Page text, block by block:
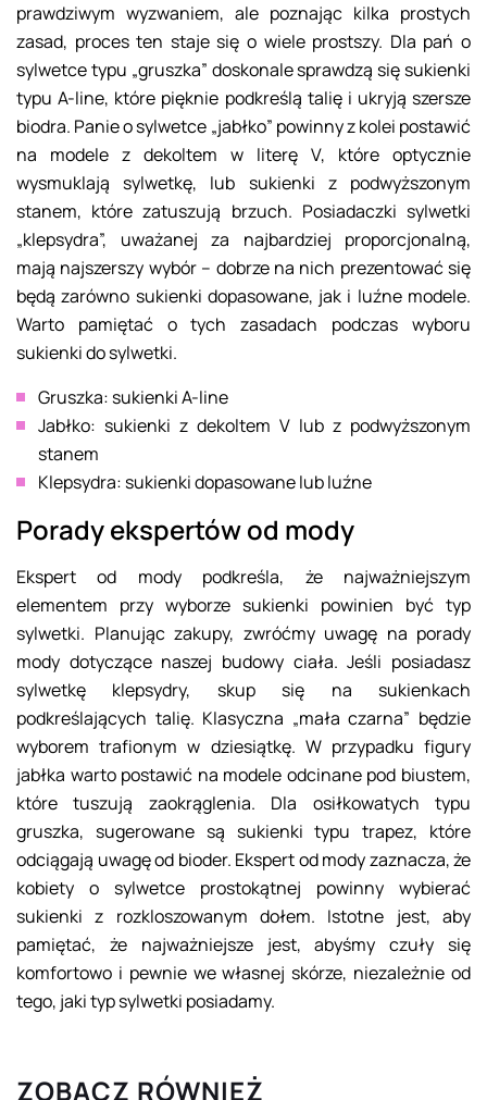
prawdziwym wyzwaniem, ale poznając kilka prostych
zasad, proces ten staje się o wiele prostszy. Dla pań o
sylwetce typu „gruszka” doskonale sprawdzą się sukienki
typu A-line, które pięknie podkreślą talię i ukryją szersze
biodra. Panie o sylwetce „jabłko” powinny z kolei postawić
na modele z dekoltem w literę V, które optycznie
wysmuklają sylwetkę, lub sukienki z podwyższonym
stanem, które zatuszują brzuch. Posiadaczki sylwetki
„klepsydra”, uważanej za najbardziej proporcjonalną,
mają najszerszy wybór – dobrze na nich prezentować się
będą zarówno sukienki dopasowane, jak i luźne modele.
Warto pamiętać o tych zasadach podczas wyboru
sukienki do sylwetki.
Gruszka: sukienki A-line
Jabłko: sukienki z dekoltem V lub z podwyższonym
stanem
Klepsydra: sukienki dopasowane lub luźne
Porady ekspertów od mody
Ekspert od mody podkreśla, że najważniejszym
elementem przy wyborze sukienki powinien być typ
sylwetki. Planując zakupy, zwróćmy uwagę na porady
mody dotyczące naszej budowy ciała. Jeśli posiadasz
sylwetkę klepsydry, skup się na sukienkach
podkreślających talię. Klasyczna „mała czarna” będzie
wyborem trafionym w dziesiątkę. W przypadku figury
jabłka warto postawić na modele odcinane pod biustem,
które tuszują zaokrąglenia. Dla osiłkowatych typu
gruszka, sugerowane są sukienki typu trapez, które
odciągają uwagę od bioder. Ekspert od mody zaznacza, że
kobiety o sylwetce prostokątnej powinny wybierać
sukienki z rozkloszowanym dołem. Istotne jest, aby
pamiętać, że najważniejsze jest, abyśmy czuły się
komfortowo i pewnie we własnej skórze, niezależnie od
tego, jaki typ sylwetki posiadamy.
ZOBACZ RÓWNIEŻ